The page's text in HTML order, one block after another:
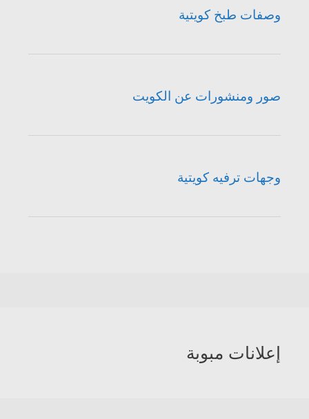
وصفات طبخ كويتية
صور ومنشورات عن الكويت
وجهات ترفيه كويتية
إعلانات مبوبة